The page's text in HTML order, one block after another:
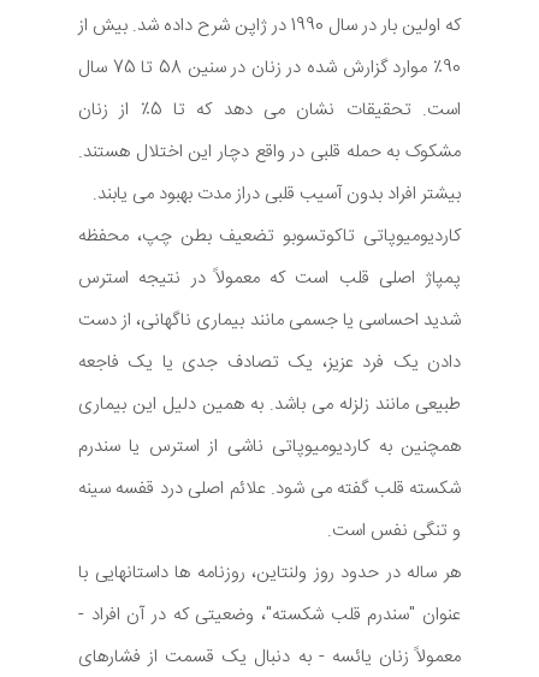
که اولین بار در سال 1990 در ژاپن شرح داده شد. بیش از
90٪ موارد گزارش شده در زنان در سنین 58 تا 75 سال
است. تحقیقات نشان می دهد که تا 5٪ از زنان
مشکوک به حمله قلبی در واقع دچار این اختلال هستند.
بیشتر افراد بدون آسیب قلبی دراز مدت بهبود می یابند.
کاردیومیوپاتی تاکوتسوبو تضعیف بطن چپ، محفظه
پمپاژ اصلی قلب است که معمولاً در نتیجه استرس
شدید احساسی یا جسمی مانند بیماری ناگهانی، از دست
دادن یک فرد عزیز، یک تصادف جدی یا یک فاجعه
طبیعی مانند زلزله می باشد. به همین دلیل این بیماری
همچنین به کاردیومیوپاتی ناشی از استرس یا سندرم
شکسته قلب گفته می شود. علائم اصلی درد قفسه سینه
و تنگی نفس است.
هر ساله در حدود روز ولنتاین، روزنامه ها داستانهایی با
عنوان "سندرم قلب شکسته"، وضعیتی که در آن افراد -
معمولاً زنان یائسه - به دنبال یک قسمت از فشارهای